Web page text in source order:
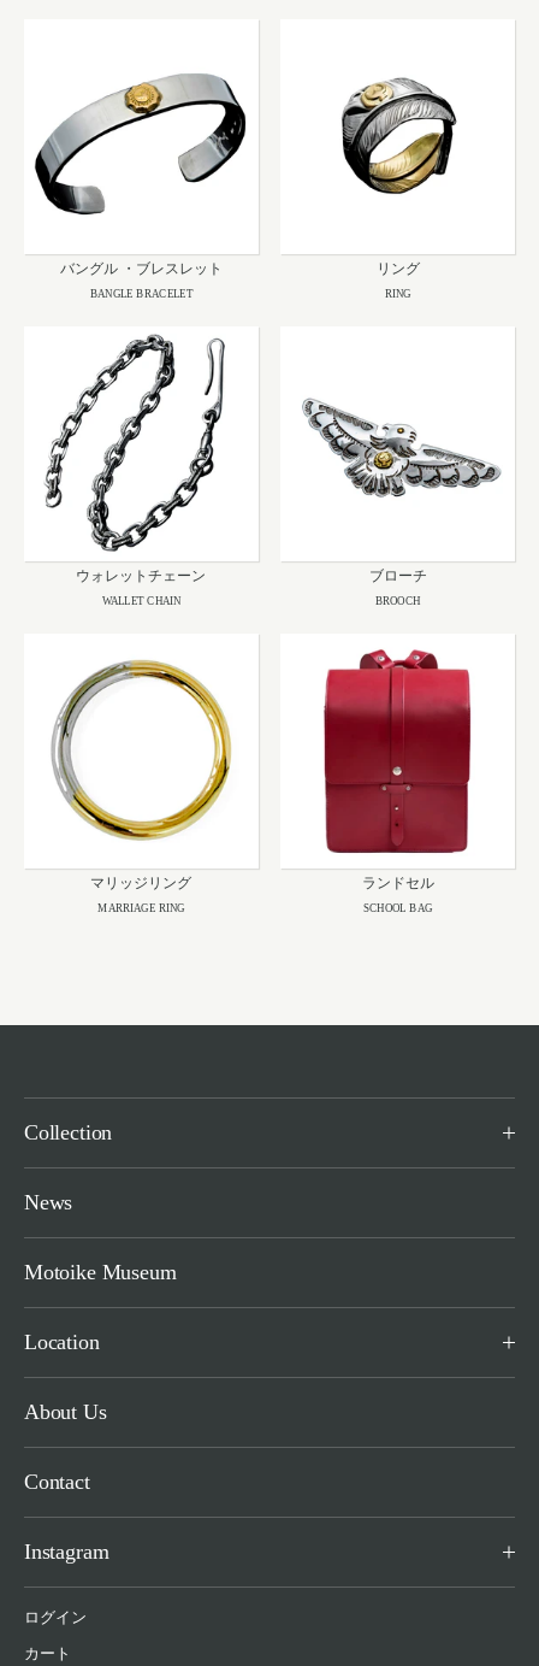
バングル ・ブレスレット
BANGLE BRACELET
リング
RING
ウォレットチェーン
WALLET CHAIN
ブローチ
BROOCH
マリッジリング
MARRIAGE RING
ランドセル
SCHOOL BAG
Collection
News
Motoike Museum
Location
About Us
Contact
Instagram
ログイン
カート